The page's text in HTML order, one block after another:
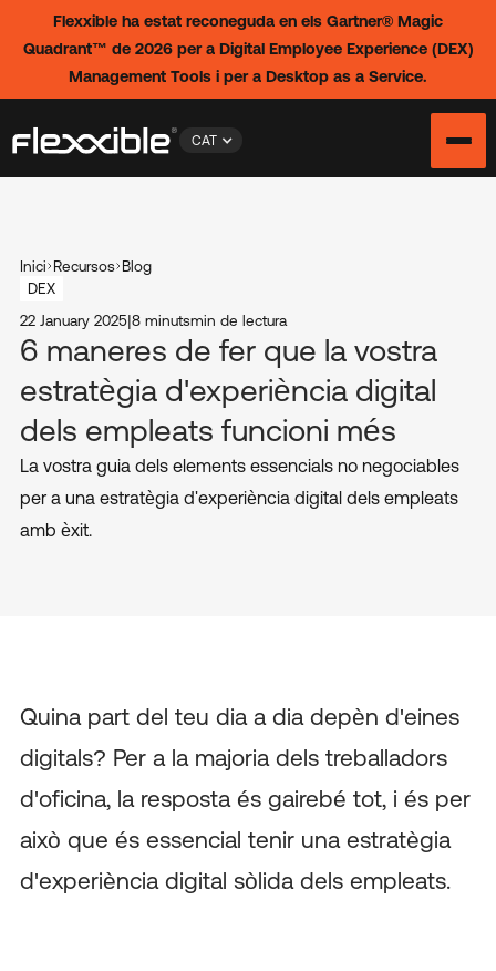
Flexxible ha estat reconeguda en els Gartner® Magic
Quadrant™ de 2026 per a Digital Employee Experience (DEX)
Management Tools i per a Desktop as a Service.
CAT
Inici Recursos Blog
DEX
22 January 2025|8 minutsmin de lectura
6 maneres de fer que la vostra
estratègia d'experiència digital
dels empleats funcioni més
La vostra guia dels elements essencials no negociables
per a una estratègia d'experiència digital dels empleats
amb èxit.
Quina part del teu dia a dia depèn d'eines
digitals? Per a la majoria dels treballadors
d'oficina, la resposta és gairebé tot, i és per
això que és essencial tenir una estratègia
d'experiència digital sòlida dels empleats.